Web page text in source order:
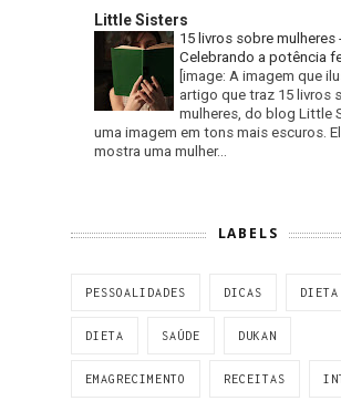
Little Sisters
15 livros sobre mulheres
Celebrando a potência
[image: A imagem que
artigo que traz 15 livros
mulheres, do blog Little
uma imagem em tons mais escuros.
mostra uma mulher...
LABELS
PESSOALIDADES DICAS DIETA
DIETA SAÚDE DUKAN
EMAGRECIMENTO RECEITAS